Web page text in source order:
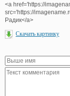
<a href='https://
src='https://
Радик</a>
Скачать картинку